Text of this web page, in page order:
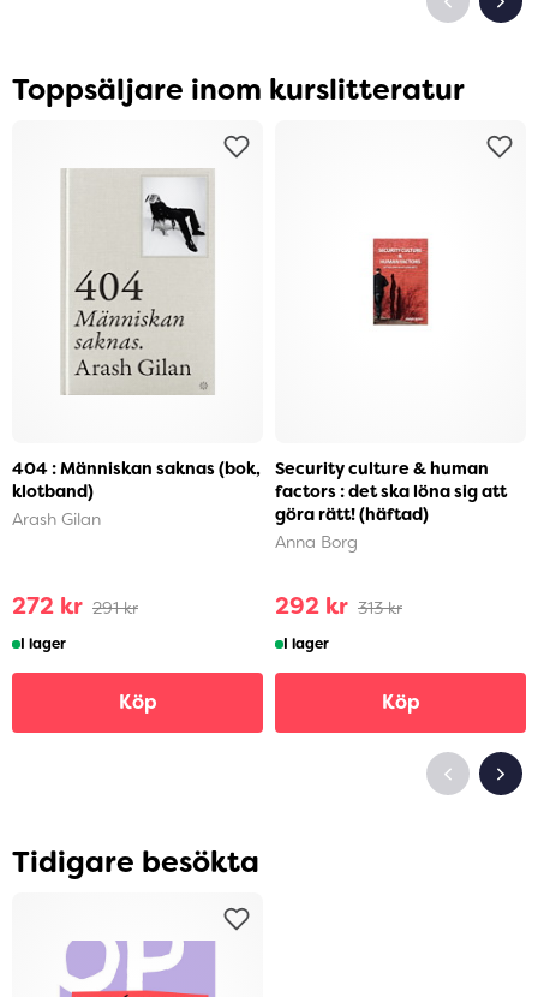
Toppsäljare inom kurslitteratur
404 : Människan saknas (bok,
klotband)
Arash Gilan
272 kr 291 kr
I lager
Köp
Security culture & human
factors : det ska löna sig att
göra rätt! (häftad)
Anna Borg
292 kr 313 kr
I lager
Köp
Tidigare besökta